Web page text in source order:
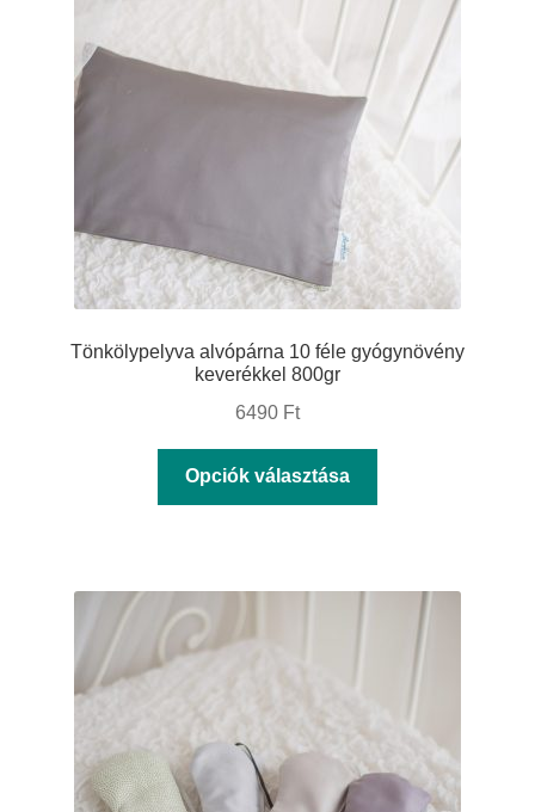
Tönkölypelyva alvópárna 10 féle gyógynövény
keverékkel 800gr
6490 Ft
Opciók választása
variációja
a
termékoldalon
választhatók